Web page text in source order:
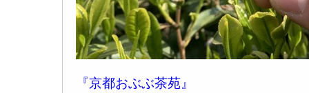
『京都おぶぶ茶苑』